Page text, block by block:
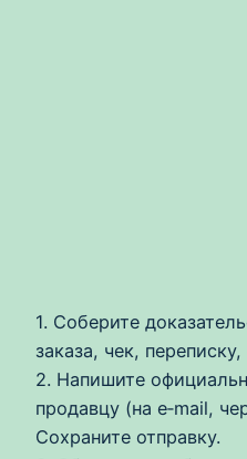
1. Соберите
заказа, чек,
2. Напишите
продавцу (на e‑mail,
Сохраните отправку.